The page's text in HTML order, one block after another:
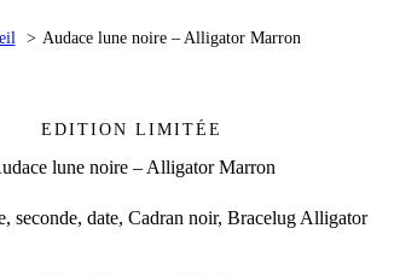
Audace lune noire – Alligator Marron
EDITION LIMITÉE
lune noire – Alligator Marron
seconde, date, Cadran noir, Bracelug Alligator